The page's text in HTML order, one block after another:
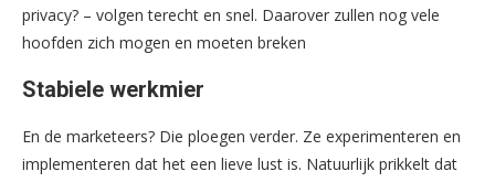
privacy? – volgen terecht en snel. Daarover zullen nog vele
hoofden zich mogen en moeten breken
Stabiele werkmier
En de marketeers? Die ploegen verder. Ze experimenteren en
implementeren dat het een lieve lust is. Natuurlijk prikkelt dat